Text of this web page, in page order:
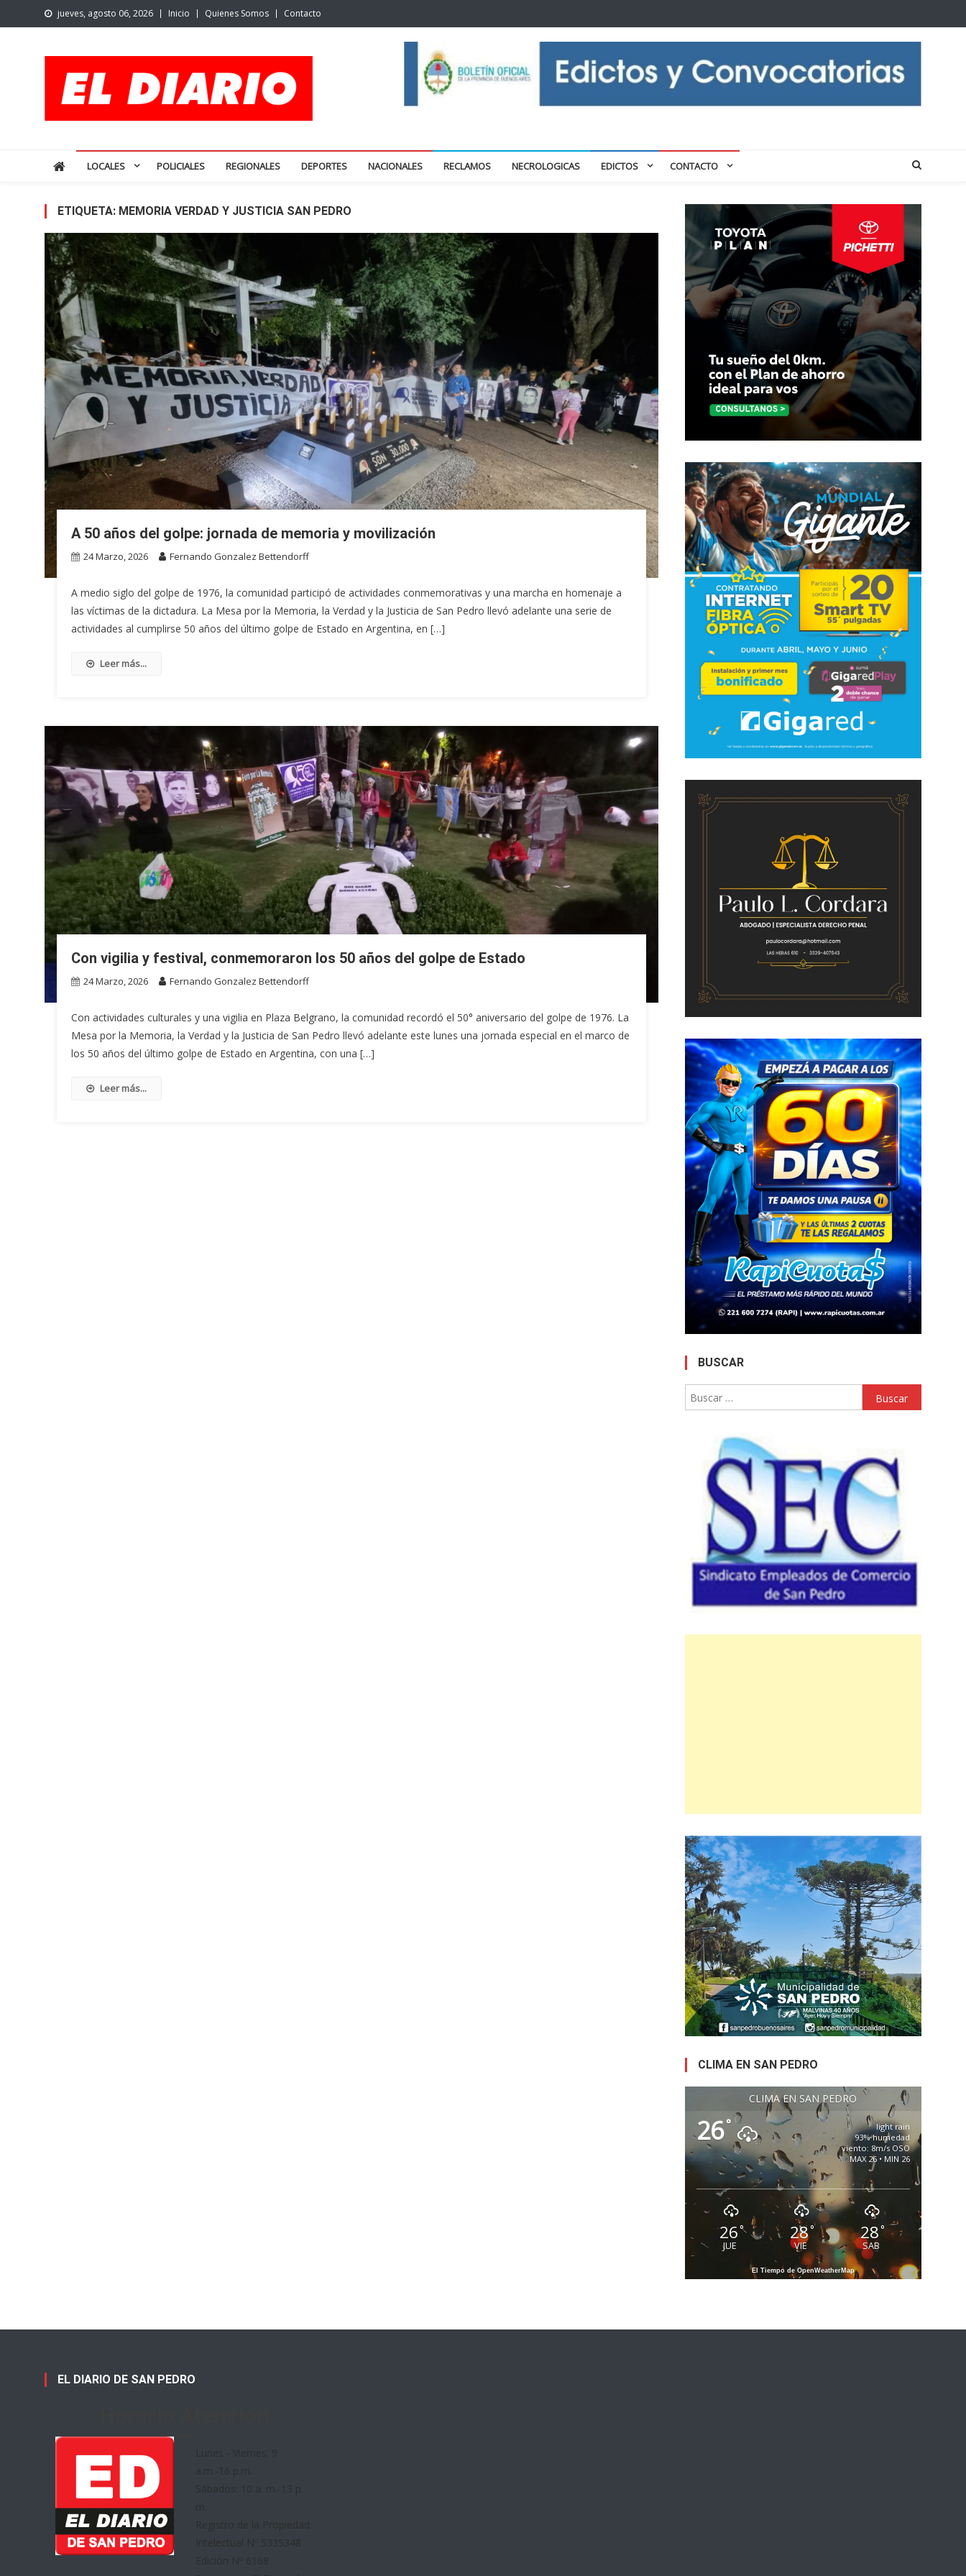
to
jueves, agosto 06, 2026 Inicio Quienes Somos Contacto
LOCALES POLICIALES REGIONALES DEPORTES NACIONALES RECLAMOS NECROLOGICAS EDICTOS CONTACTO
ETIQUETA: MEMORIA VERDAD Y JUSTICIA SAN PEDRO
A 50 años del golpe: jornada de memoria y movilización
24 Marzo, 2026 Fernando Gonzalez Bettendorff
A medio siglo del golpe de 1976, la comunidad participó de actividades conmemorativas y una marcha en homenaje a
las víctimas de la dictadura. La Mesa por la Memoria, la Verdad y la Justicia de San Pedro llevó adelante una serie de
actividades al cumplirse 50 años del último golpe de Estado en Argentina, en […]
Leer más...
Con vigilia y festival, conmemoraron los 50 años del golpe de Estado
24 Marzo, 2026 Fernando Gonzalez Bettendorff
Con actividades culturales y una vigilia en Plaza Belgrano, la comunidad recordó el 50° aniversario del golpe de 1976. La
Mesa por la Memoria, la Verdad y la Justicia de San Pedro llevó adelante este lunes una jornada especial en el marco de
los 50 años del último golpe de Estado en Argentina, con una […]
Leer más...
BUSCAR
Buscar:
CLIMA EN SAN PEDRO
CLIMA EN SAN PEDRO
26°
light rain
93% humedad
viento: 8m/s OSO
MAX 26 • MIN 26
26°
JUE
28°
VIE
28°
SAB
El Tiempo de OpenWeatherMap
EL DIARIO DE SAN PEDRO
Lunes - Viernes: 9
a.m.-16 p.m.
Sábados: 10 a. m.-13 p.
m.
Registro de la Propiedad
Intelectual Nº 5335348
Edición Nº 6168